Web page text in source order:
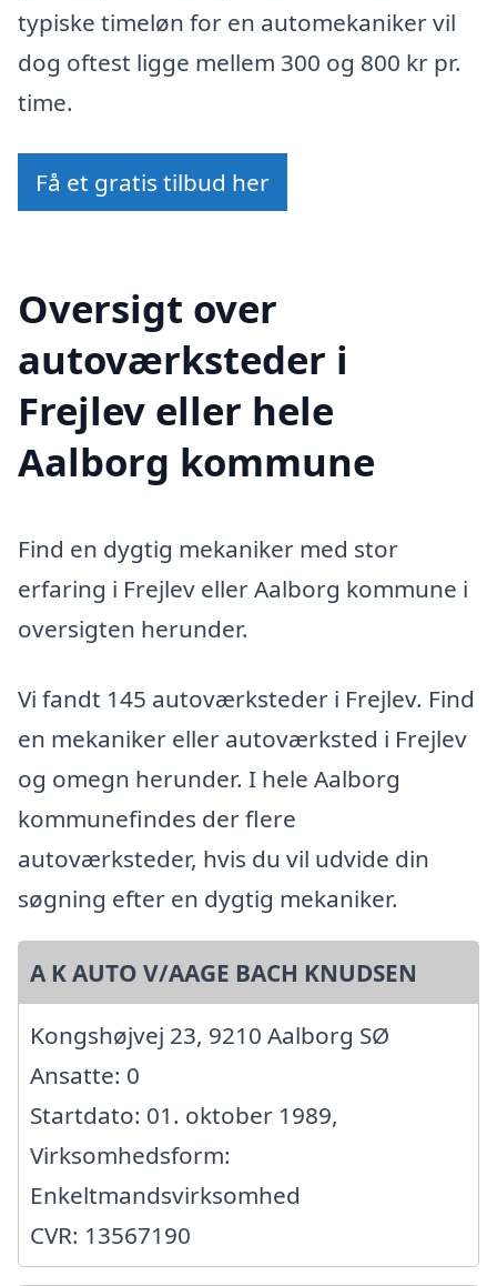
typiske timeløn for en automekaniker vil
dog oftest ligge mellem 300 og 800 kr pr.
time.
Få et gratis tilbud her
Oversigt over
autoværksteder i
Frejlev eller hele
Aalborg kommune
Find en dygtig mekaniker med stor
erfaring i Frejlev eller Aalborg kommune i
oversigten herunder.
Vi fandt 145 autoværksteder i Frejlev. Find
en mekaniker eller autoværksted i Frejlev
og omegn herunder. I hele Aalborg
kommunefindes der flere
autoværksteder, hvis du vil udvide din
søgning efter en dygtig mekaniker.
A K AUTO V/AAGE BACH KNUDSEN
Kongshøjvej 23, 9210 Aalborg SØ
Ansatte: 0
Startdato: 01. oktober 1989,
Virksomhedsform:
Enkeltmandsvirksomhed
CVR: 13567190